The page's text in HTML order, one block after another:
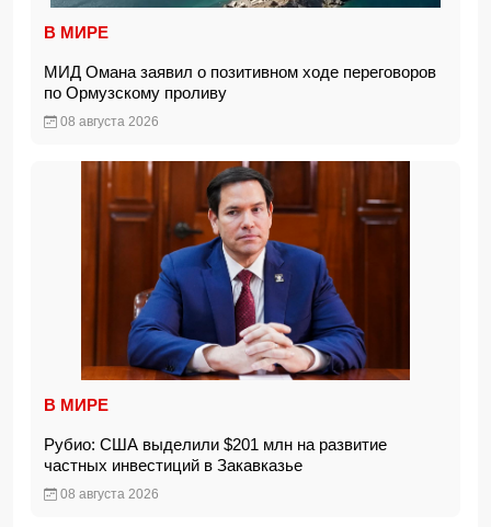
В МИРЕ
МИД Омана заявил о позитивном ходе переговоров
по Ормузскому проливу
08 августа 2026
В МИРЕ
Рубио: США выделили $201 млн на развитие
частных инвестиций в Закавказье
08 августа 2026